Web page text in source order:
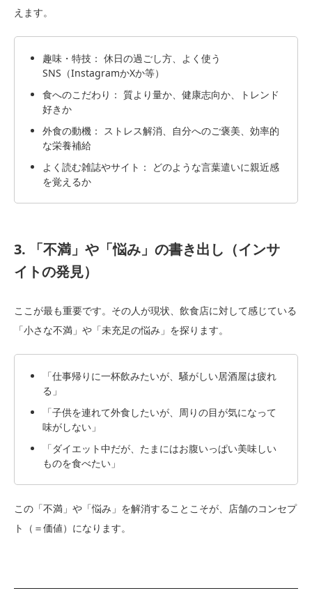
えます。
趣味・特技： 休日の過ごし方、よく使う
SNS（InstagramかXか等）
食へのこだわり： 質より量か、健康志向か、トレンド
好きか
外食の動機： ストレス解消、自分へのご褒美、効率的
な栄養補給
よく読む雑誌やサイト： どのような言葉遣いに親近感
を覚えるか
3. 「不満」や「悩み」の書き出し（インサ
イトの発見）
ここが最も重要です。その人が現状、飲食店に対して感じている
「小さな不満」や「未充足の悩み」を探ります。
「仕事帰りに一杯飲みたいが、騒がしい居酒屋は疲れ
る」
「子供を連れて外食したいが、周りの目が気になって
味がしない」
「ダイエット中だが、たまにはお腹いっぱい美味しい
ものを食べたい」
この「不満」や「悩み」を解消することこそが、店舗のコンセプ
ト（＝価値）になります。